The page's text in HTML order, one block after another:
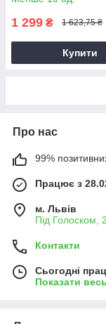
1 299 ₴ 1 623,75 ₴
Купити
Про нас
99%
Працює з
м. Львів
Під Голоском,
Контакти
Сьогодні
Показати